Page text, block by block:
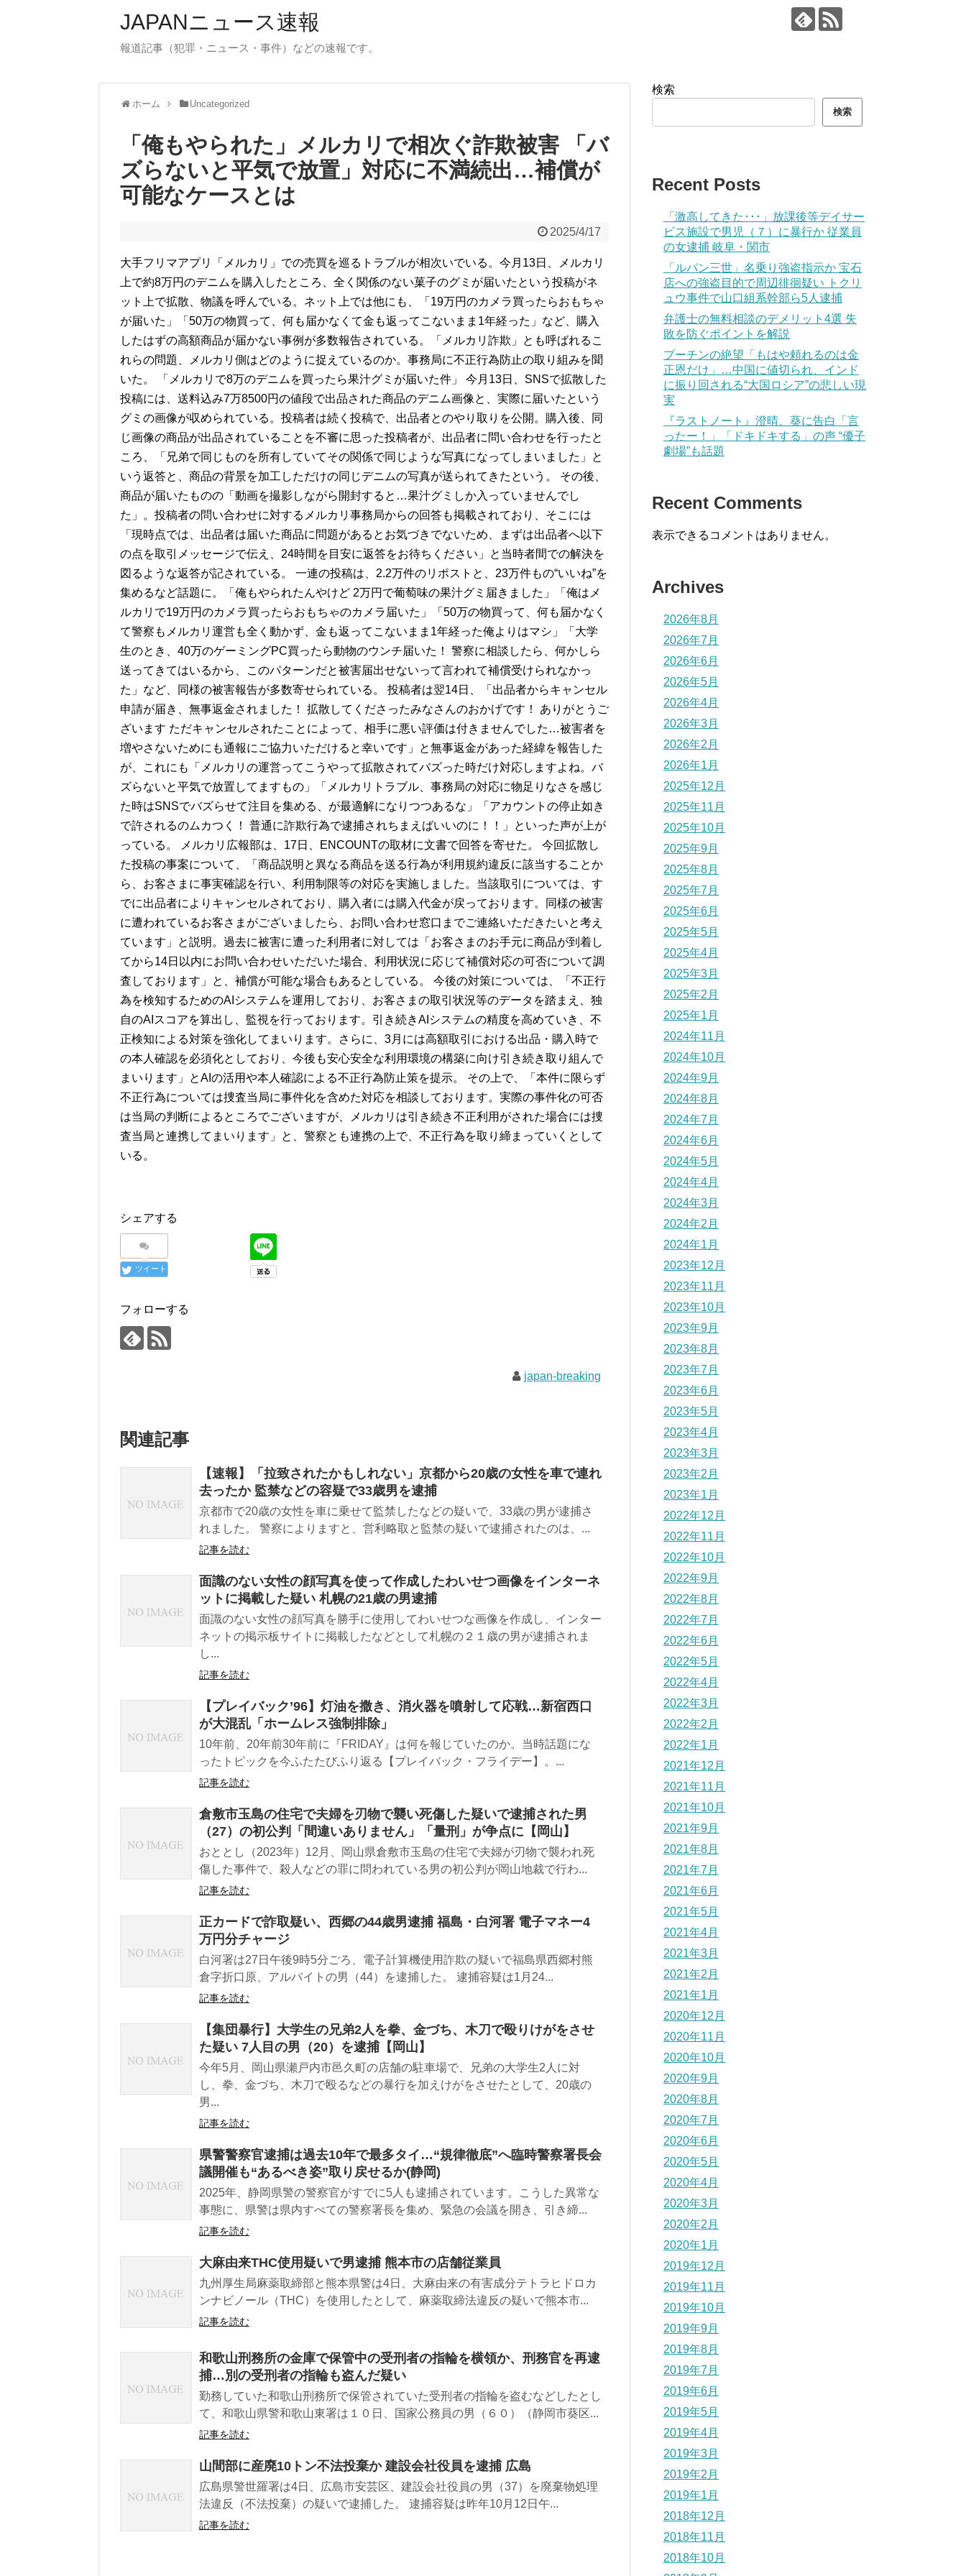
JAPANニュース速報
報道記事（犯罪・ニュース・事件）などの速報です。
ホーム Uncategorized
「俺もやられた」メルカリで相次ぐ詐欺被害 「バ
ズらないと平気で放置」対応に不満続出…補償が
可能なケースとは
2025/4/17
大手フリマアプリ「メルカリ」での売買を巡るトラブルが相次いでいる。今月13日、メルカリ
上で約8万円のデニムを購入したところ、全く関係のない菓子のグミが届いたという投稿がネ
ット上で拡散、物議を呼んでいる。ネット上では他にも、「19万円のカメラ買ったらおもちゃ
が届いた」「50万の物買って、何も届かなくて金も返ってこないまま1年経った」など、購入
したはずの高額商品が届かない事例が多数報告されている。「メルカリ詐欺」とも呼ばれるこ
れらの問題、メルカリ側はどのように捉えているのか。事務局に不正行為防止の取り組みを聞
いた。 「メルカリで8万のデニムを買ったら果汁グミが届いた件」 今月13日、SNSで拡散した
投稿には、送料込み7万8500円の値段で出品された商品のデニム画像と、実際に届いたという
グミの画像が収められている。投稿者は続く投稿で、出品者とのやり取りを公開。購入後、同
じ画像の商品が出品されていることを不審に思った投稿者が、出品者に問い合わせを行ったと
ころ、「兄弟で同じものを所有していてその関係で同じような写真になってしまいました」と
いう返答と、商品の背景を加工しただけの同じデニムの写真が送られてきたという。 その後、
商品が届いたものの「動画を撮影しながら開封すると…果汁グミしか入っていませんでし
た」。投稿者の問い合わせに対するメルカリ事務局からの回答も掲載されており、そこには
「現時点では、出品者は届いた商品に問題があるとお気づきでないため、まずは出品者へ以下
の点を取引メッセージで伝え、24時間を目安に返答をお待ちください」と当時者間での解決を
図るような返答が記されている。 一連の投稿は、2.2万件のリポストと、23万件もの“いいね”を
集めるなど話題に。「俺もやられたんやけど 2万円で葡萄味の果汁グミ届きました」「俺はメ
ルカリで19万円のカメラ買ったらおもちゃのカメラ届いた」「50万の物買って、何も届かなく
て警察もメルカリ運営も全く動かず、金も返ってこないまま1年経った俺よりはマシ」「大学
生のとき、40万のゲーミングPC買ったら動物のウンチ届いた！ 警察に相談したら、何かしら
送ってきてはいるから、このパターンだと被害届出せないって言われて補償受けられなかっ
た」など、同様の被害報告が多数寄せられている。 投稿者は翌14日、「出品者からキャンセル
申請が届き、無事返金されました！ 拡散してくださったみなさんのおかげです！ ありがとうご
ざいます ただキャンセルされたことによって、相手に悪い評価は付きませんでした…被害者を
増やさないためにも通報にご協力いただけると幸いです」と無事返金があった経緯を報告した
が、これにも「メルカリの運営ってこうやって拡散されてバズった時だけ対応しますよね。バ
ズらないと平気で放置してますもの」「メルカリトラブル、事務局の対応に物足りなさを感じ
た時はSNSでバズらせて注目を集める、が最適解になりつつあるな」「アカウントの停止如き
で許されるのムカつく！ 普通に詐欺行為で逮捕されちまえばいいのに！！」といった声が上が
っている。 メルカリ広報部は、17日、ENCOUNTの取材に文書で回答を寄せた。 今回拡散し
た投稿の事案について、「商品説明と異なる商品を送る行為が利用規約違反に該当することか
ら、お客さまに事実確認を行い、利用制限等の対応を実施しました。当該取引については、す
でに出品者によりキャンセルされており、購入者には購入代金が戻っております。同様の被害
に遭われているお客さまがございましたら、お問い合わせ窓口までご連絡いただきたいと考え
ています」と説明。過去に被害に遭った利用者に対しては「お客さまのお手元に商品が到着し
てから14日以内にお問い合わせいただいた場合、利用状況に応じて補償対応の可否について調
査しております」と、補償が可能な場合もあるとしている。 今後の対策については、「不正行
為を検知するためのAIシステムを運用しており、お客さまの取引状況等のデータを踏まえ、独
自のAIスコアを算出し、監視を行っております。引き続きAIシステムの精度を高めていき、不
正検知による対策を強化してまいります。さらに、3月には高額取引における出品・購入時で
の本人確認を必須化としており、今後も安心安全な利用環境の構築に向け引き続き取り組んで
まいります」とAIの活用や本人確認による不正行為防止策を提示。 その上で、「本件に限らず
不正行為については捜査当局に事件化を含めた対応を相談しております。実際の事件化の可否
は当局の判断によるところでございますが、メルカリは引き続き不正利用がされた場合には捜
査当局と連携してまいります」と、警察とも連携の上で、不正行為を取り締まっていくとして
いる。
シェアする
ツイート
フォローする
japan-breaking
関連記事
【速報】「拉致されたかもしれない」京都から20歳の女性を車で連れ
去ったか 監禁などの容疑で33歳男を逮捕
京都市で20歳の女性を車に乗せて監禁したなどの疑いで、33歳の男が逮捕さ
れました。 警察によりますと、営利略取と監禁の疑いで逮捕されたのは、...
記事を読む
面識のない女性の顔写真を使って作成したわいせつ画像をインターネ
ットに掲載した疑い 札幌の21歳の男逮捕
面識のない女性の顔写真を勝手に使用してわいせつな画像を作成し、インター
ネットの掲示板サイトに掲載したなどとして札幌の２１歳の男が逮捕されま
し...
記事を読む
【プレイバック’96】灯油を撒き、消火器を噴射して応戦…新宿西口
が大混乱「ホームレス強制排除」
10年前、20年前30年前に『FRIDAY』は何を報じていたのか。当時話題にな
ったトピックを今ふたたびふり返る【プレイバック・フライデー】。...
記事を読む
倉敷市玉島の住宅で夫婦を刃物で襲い死傷した疑いで逮捕された男
（27）の初公判「間違いありません」「量刑」が争点に【岡山】
おととし（2023年）12月、岡山県倉敷市玉島の住宅で夫婦が刃物で襲われ死
傷した事件で、殺人などの罪に問われている男の初公判が岡山地裁で行わ...
記事を読む
正カードで詐取疑い、西郷の44歳男逮捕 福島・白河署 電子マネー4
万円分チャージ
白河署は27日午後9時5分ごろ、電子計算機使用詐欺の疑いで福島県西郷村熊
倉字折口原、アルバイトの男（44）を逮捕した。 逮捕容疑は1月24...
記事を読む
【集団暴行】大学生の兄弟2人を拳、金づち、木刀で殴りけがをさせ
た疑い 7人目の男（20）を逮捕【岡山】
今年5月、岡山県瀬戸内市邑久町の店舗の駐車場で、兄弟の大学生2人に対
し、拳、金づち、木刀で殴るなどの暴行を加えけがをさせたとして、20歳の
男...
記事を読む
県警警察官逮捕は過去10年で最多タイ…“規律徹底”へ臨時警察署長会
議開催も“あるべき姿”取り戻せるか(静岡)
2025年、静岡県警の警察官がすでに5人も逮捕されています。こうした異常な
事態に、県警は県内すべての警察署長を集め、緊急の会議を開き、引き締...
記事を読む
大麻由来THC使用疑いで男逮捕 熊本市の店舗従業員
九州厚生局麻薬取締部と熊本県警は4日、大麻由来の有害成分テトラヒドロカ
ンナビノール（THC）を使用したとして、麻薬取締法違反の疑いで熊本市...
記事を読む
和歌山刑務所の金庫で保管中の受刑者の指輪を横領か、刑務官を再逮
捕…別の受刑者の指輪も盗んだ疑い
勤務していた和歌山刑務所で保管されていた受刑者の指輪を盗むなどしたとし
て、和歌山県警和歌山東署は１０日、国家公務員の男（６０）（静岡市葵区...
記事を読む
山間部に産廃10トン不法投棄か 建設会社役員を逮捕 広島
広島県警世羅署は4日、広島市安芸区、建設会社役員の男（37）を廃棄物処理
法違反（不法投棄）の疑いで逮捕した。 逮捕容疑は昨年10月12日午...
記事を読む
検索
検索
Recent Posts
「激高してきた･･･」放課後等デイサー
ビス施設で男児（７）に暴行か 従業員
の女逮捕 岐阜・関市
「ルパン三世」名乗り強盗指示か 宝石
店への強盗目的で周辺徘徊疑い トクリ
ュウ事件で山口組系幹部ら5人逮捕
弁護士の無料相談のデメリット4選 失
敗を防ぐポイントを解説
プーチンの絶望「もはや頼れるのは金
正恩だけ」…中国に値切られ、インド
に振り回される“大国ロシア”の悲しい現
実
『ラストノート』澄晴、葵に告白「言
ったー！」「ドキドキする」の声 “優子
劇場”も話題
Recent Comments
表示できるコメントはありません。
Archives
2026年8月
2026年7月
2026年6月
2026年5月
2026年4月
2026年3月
2026年2月
2026年1月
2025年12月
2025年11月
2025年10月
2025年9月
2025年8月
2025年7月
2025年6月
2025年5月
2025年4月
2025年3月
2025年2月
2025年1月
2024年11月
2024年10月
2024年9月
2024年8月
2024年7月
2024年6月
2024年5月
2024年4月
2024年3月
2024年2月
2024年1月
2023年12月
2023年11月
2023年10月
2023年9月
2023年8月
2023年7月
2023年6月
2023年5月
2023年4月
2023年3月
2023年2月
2023年1月
2022年12月
2022年11月
2022年10月
2022年9月
2022年8月
2022年7月
2022年6月
2022年5月
2022年4月
2022年3月
2022年2月
2022年1月
2021年12月
2021年11月
2021年10月
2021年9月
2021年8月
2021年7月
2021年6月
2021年5月
2021年4月
2021年3月
2021年2月
2021年1月
2020年12月
2020年11月
2020年10月
2020年9月
2020年8月
2020年7月
2020年6月
2020年5月
2020年4月
2020年3月
2020年2月
2020年1月
2019年12月
2019年11月
2019年10月
2019年9月
2019年8月
2019年7月
2019年6月
2019年5月
2019年4月
2019年3月
2019年2月
2019年1月
2018年12月
2018年11月
2018年10月